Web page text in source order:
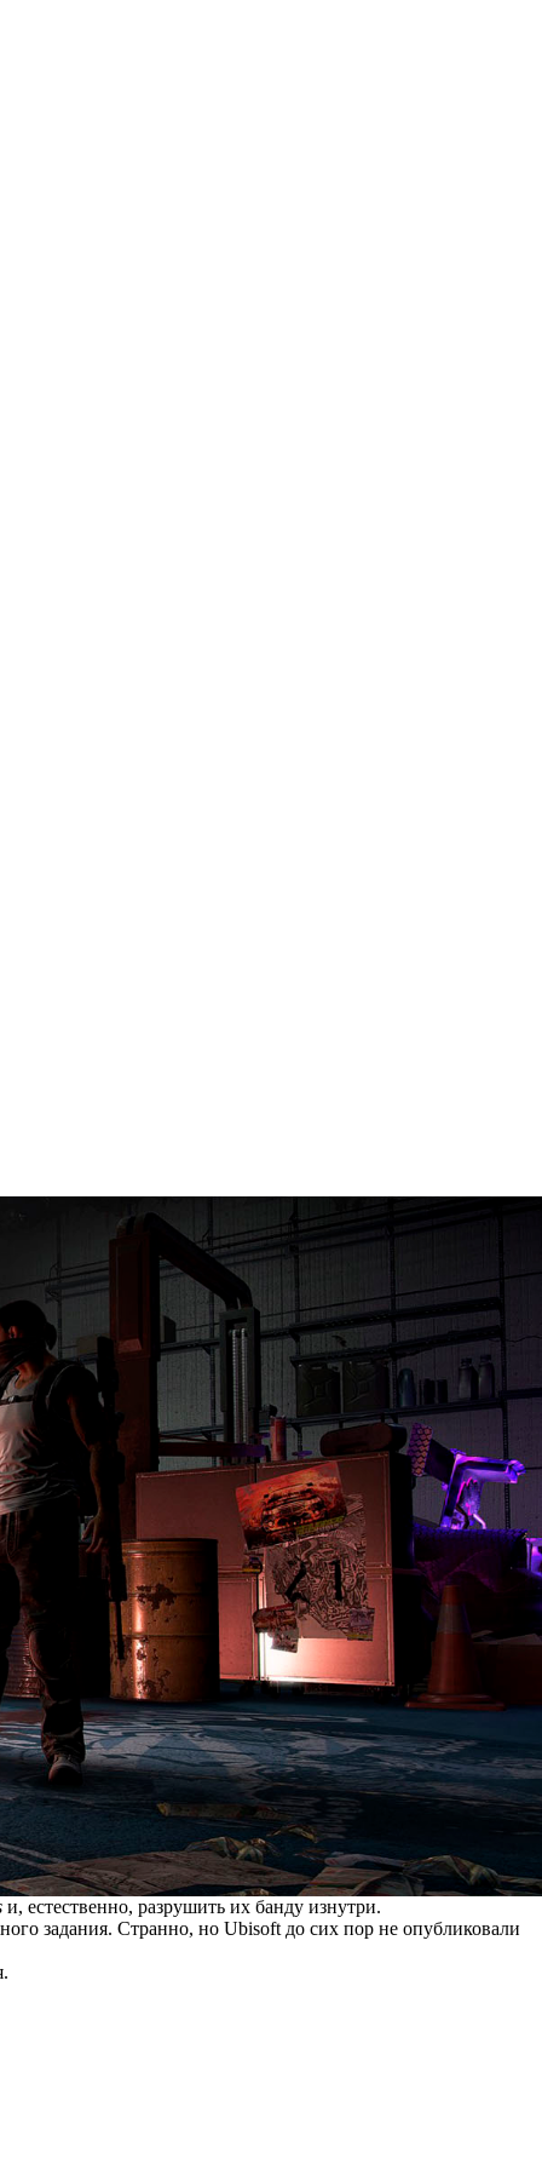
и, естественно, разрушить их банду изнутри.
задания. Странно, но Ubisoft до сих пор не опубликовали